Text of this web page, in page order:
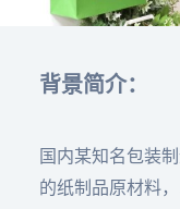
背景简介：
国内某知名包装
的纸制品原材料